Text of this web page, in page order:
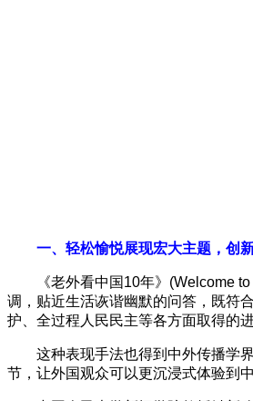
一、轻松愉悦展现宏大主题，创
《老外看中国10年》(Welcome
调，贴近生活诙谐幽默的问答，既符
护、全过程人民民主等各方面取得的
这种表现手法也得到中外传播学
节，让外国观众可以更沉浸式体验到